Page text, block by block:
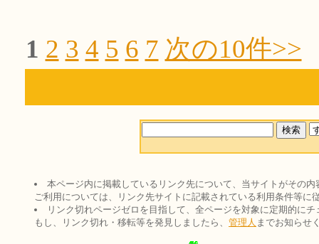
1 2 3 4 5 6 7 次の10件>>
本ページ内に掲載しているリンク先について、当サイトがその
ご利用については、リンク先サイトに記載されている利用条件等に
リンク切れページゼロを目指して、全ページを対象に定期的に
もし、リンク切れ・移転等を発見しましたら、 管理人 までお知らせ